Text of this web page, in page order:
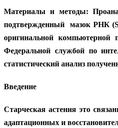
Материалы и методы:
подтвержденный мазок РНК
оригинальной компьютерной
Федеральной службой по
статистический анализ
Введение
Старческая астения это
адаптационных и